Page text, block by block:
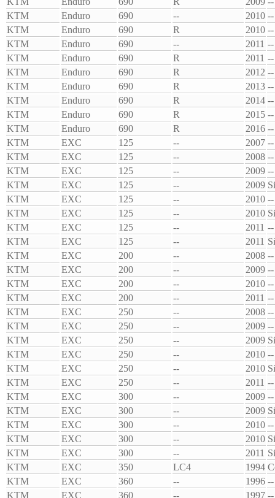
KTM
Enduro 690 -- 2010 --
KTM
Enduro 690 R 2010 --
KTM
Enduro 690 -- 2011 --
KTM
Enduro 690 R 2011 --
KTM
Enduro 690 R 2012 --
KTM
Enduro 690 R 2013 --
KTM
Enduro 690 R 2014 --
KTM
Enduro 690 R 2015 --
KTM
Enduro 690 R 2016 --
KTM
EXC 125 -- 2007 --
KTM
EXC 125 -- 2008 --
KTM
EXC 125 -- 2009 --
KTM
EXC 125 -- 2009
KTM
EXC 125 -- 2010 --
KTM
EXC 125 -- 2010
KTM
EXC 125 -- 2011 --
KTM
EXC 125 -- 2011
KTM
EXC 200 -- 2008 --
KTM
EXC 200 -- 2009 --
KTM
EXC 200 -- 2010 --
KTM
EXC 200 -- 2011 --
KTM
EXC 250 -- 2008 --
KTM
EXC 250 -- 2009 --
KTM
EXC 250 -- 2009
KTM
EXC 250 -- 2010 --
KTM
EXC 250 -- 2010
KTM
EXC 250 -- 2011 --
KTM
EXC 300 -- 2009 --
KTM
EXC 300 -- 2009
KTM
EXC 300 -- 2010 --
KTM
EXC 300 -- 2010
KTM
EXC 300 -- 2011
KTM
EXC 350 LC4 1994
KTM
EXC 360 -- 1996 --
KTM
EXC 360 -- 1997 --